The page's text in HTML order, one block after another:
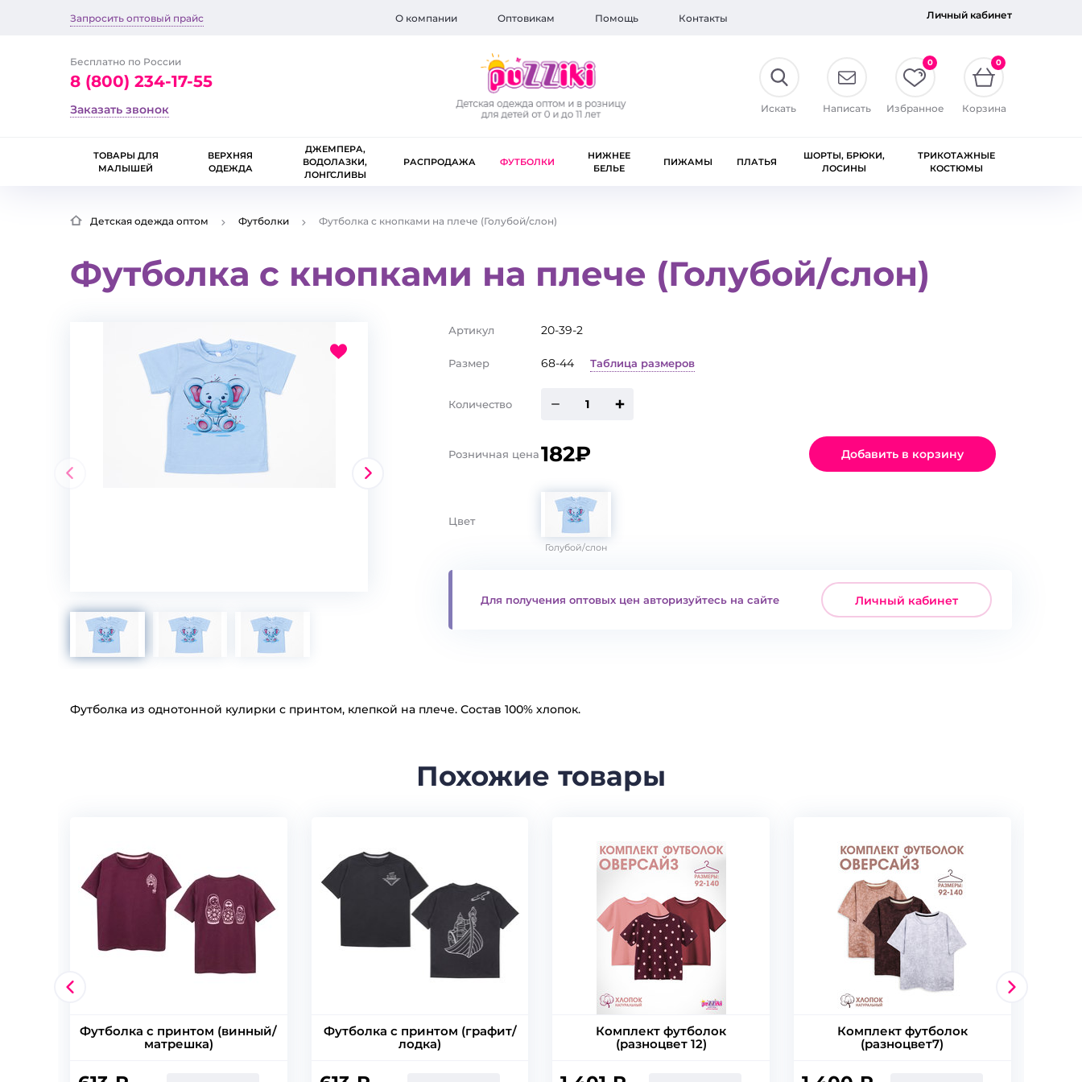
Запросить оптовый прайс О компании Оптовикам Помощь Контакты Личный кабинет
Бесплатно по России
8 (800) 234-17-55
Заказать звонок Искать Написать
0
Избранное
0
Корзина
ТОВАРЫ ДЛЯ
МАЛЫШЕЙ
ВЕРХНЯЯ
ОДЕЖДА
ДЖЕМПЕРА,
ВОДОЛАЗКИ,
ЛОНГСЛИВЫ
РАСПРОДАЖА ФУТБОЛКИ
НИЖНЕЕ
БЕЛЬЕ
ПИЖАМЫ ПЛАТЬЯ
ШОРТЫ, БРЮКИ,
ЛОСИНЫ
ТРИКОТАЖНЫЕ
КОСТЮМЫ
Детская одежда оптом Футболки Футболка с кнопками на плече (Голубой/слон)
Футболка с кнопками на плече (Голубой/слон)
Артикул 20-39-2
Размер 68-44 Таблица размеров
Количество
Розничная цена182₽ Добавить в корзину
Цвет
Голубой/слон
Для получения оптовых цен авторизуйтесь на сайте Личный кабинет
Футболка из однотонной кулирки с принтом, клепкой на плече. Состав 100% хлопок.
Похожие товары
Футболка с принтом (винный/
матрешка)
Футболка с принтом (графит/
лодка)
Комплект футболок
(разноцвет 12)
Комплект футболок
(разноцвет7)